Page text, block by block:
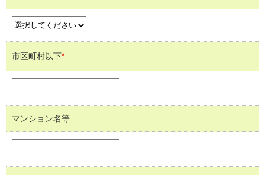
市区町村以下*
マンション名等